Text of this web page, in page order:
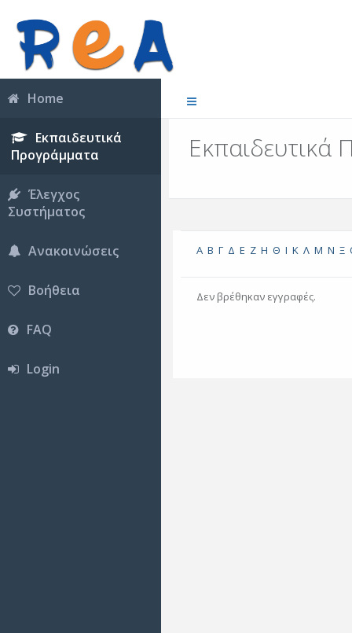
Home
Εκπαιδευτικά
Προγράμματα
Έλεγχος
Συστήματος
Ανακοινώσεις
Βοήθεια
FAQ
Login
Α Β Γ Δ Ε Ζ Η Θ Ι Κ Λ Μ Ν Ξ
Δεν βρέθηκαν εγγραφές.